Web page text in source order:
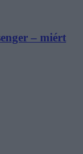
– miért